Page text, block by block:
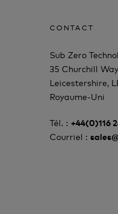
CONTACT
Sub Zero
35 Churchill
Leicestershire,
Royaume-Uni
Tél. : +44(0)116
Courriel :